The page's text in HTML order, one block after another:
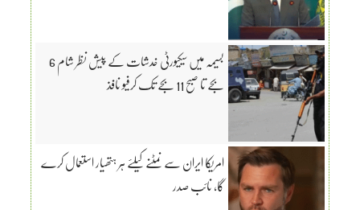
بسیمہ میں سیکیورٹی خدشات کے پیش نظر شام 6
بجے تا صبح 11 بجے تک کرفیو نافذ
امریکا ایران سے نمٹنے کیلئے ہر ہتھیار استعمال کرے
گا، نائب صدر